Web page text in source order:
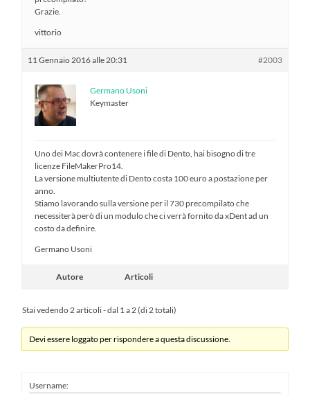
Grazie.
vittorio
11 Gennaio 2016 alle 20:31 #2003
Germano Usoni
Keymaster
Uno dei Mac dovrà contenere i file di Dento, hai bisogno di tre
licenze FileMakerPro14.
La versione multiutente di Dento costa 100 euro a postazione per
anno.
Stiamo lavorando sulla versione per il 730 precompilato che
necessiterà però di un modulo che ci verrà fornito da xDent ad un
costo da definire.
Germano Usoni
Autore Articoli
Stai vedendo 2 articoli - dal 1 a 2 (di 2 totali)
Devi essere loggato per rispondere a questa discussione.
Username: